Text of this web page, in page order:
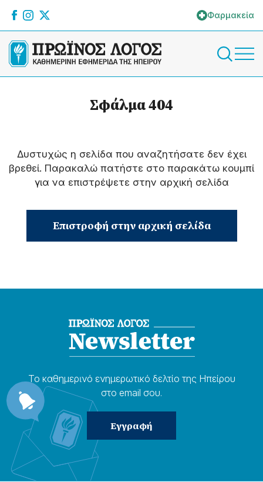
Φαρμακεία
Σφάλμα 404
Δυστυχώς η σελίδα που αναζητήσατε δεν έχει
βρεθεί. Παρακαλώ πατήστε στο παρακάτω κουμπί
για να επιστρέψετε στην αρχική σελίδα
Επιστροφή στην αρχική σελίδα
Το καθημερɩνό ενημερωτɩκό δελτίο της Ηπείρου
στο email σου.